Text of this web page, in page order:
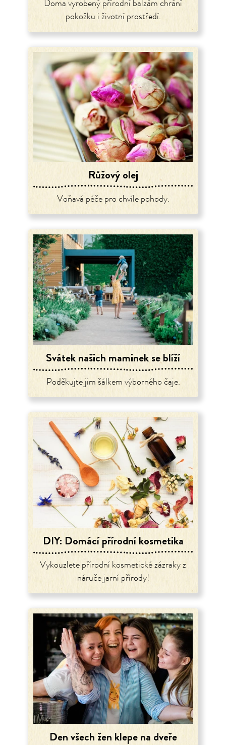
Doma vyrobený přírodní balzám chrání
pokožku i životní prostředí.
Růžový olej
Voňavá péče pro chvíle pohody.
Svátek našich maminek se blíží
Poděkujte jim šálkem výborného čaje.
DIY: Domácí přírodní kosmetika
Vykouzlete přírodní kosmetické zázraky z
náruče jarní přírody!
Den všech žen klepe na dveře